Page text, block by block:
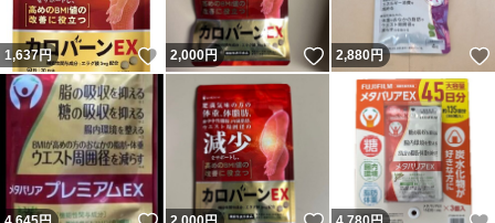
1,637円 いいね！
2,000円 いいね！
2,880円